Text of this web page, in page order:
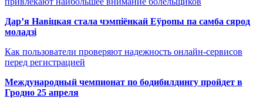
Дар’я Навіцкая стала чэмпіёнкай Еўропы па самба сярод
моладзі
Как пользователи проверяют надежность онлайн-сервисов
перед регистрацией
Международный чемпионат по бодибилдингу пройдет в
Гродно 25 апреля